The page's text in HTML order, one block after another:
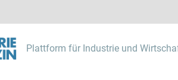
Plattform für Industrie und